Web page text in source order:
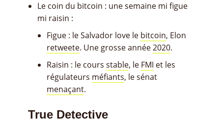
Le coin du bitcoin : une semaine mi figue
mi raisin :
Figue : le Salvador love le bitcoin, Elon
retweete. Une grosse année2020.
Raisin : le cours stable, le FMI et les
régulateurs méfiants, le sénat
menaçant.
True Detective